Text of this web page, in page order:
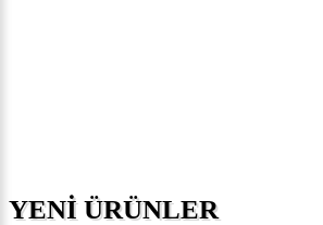
YENİ ÜRÜNLER